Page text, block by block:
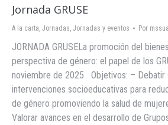
Jornada GRUSE
A la carta, Jornadas, Jornadas y eventos Por
JORNADA GRUSELa promoción del
perspectiva de género: el papel de los
noviembre de 2025 Objetivos: – Debatir
intervenciones socioeducativas para
de género promoviendo la salud de
Valorar avances en el desarrollo de